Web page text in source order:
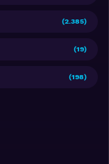
(2.385)
(19)
(198)